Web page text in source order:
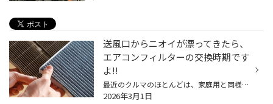
送風口からニオイが漂ってきたら、
エアコンフィルターの交換時期です
よ!!
最近のクルマのほとんどは、家庭用と同様エアコンシステムにフィルターを備えています。快適な車内環境を実現する上で侵入させたくない花粉やダスト、排気ガス、不快な臭い等を除去し空気をクリーンにする役目を持っています。 フィルターは集塵した微粒子などで汚れますから、たとえ高性能なエアコ...
2026年3月1日